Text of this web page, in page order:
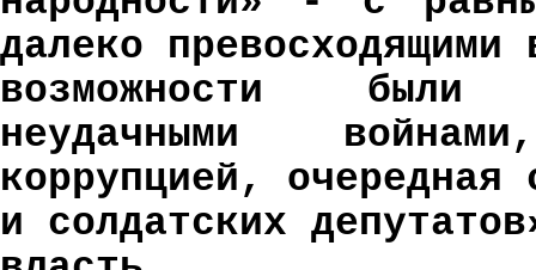
далеко
возможности были
неудачными
коррупцией, очередная
и солдатских